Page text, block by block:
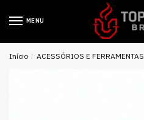
MENU
Início / ACESSÓRIOS E FERRAMENTAS